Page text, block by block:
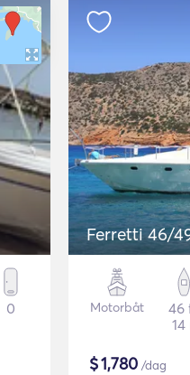
0
Ferretti 46/
Motorbåt
46
14
$1,780 /dag